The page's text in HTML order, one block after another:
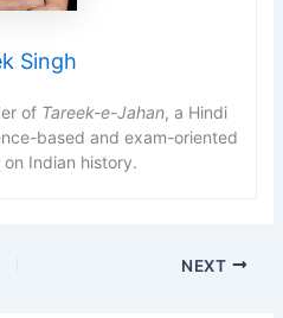
Singh
of Tareek-e-Jahan, a Hindi
based and exam-oriented
Indian history.
NEXT